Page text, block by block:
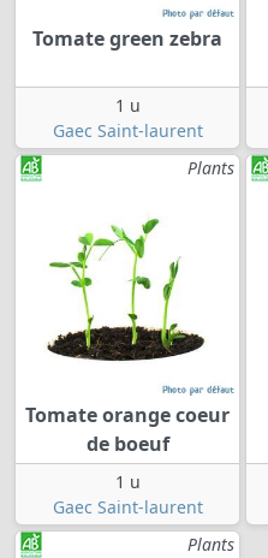
Tomate green zebra
1 u
Gaec Saint-laurent
Plants
Tomate orange coeur
de boeuf
1 u
Gaec Saint-laurent
Plants